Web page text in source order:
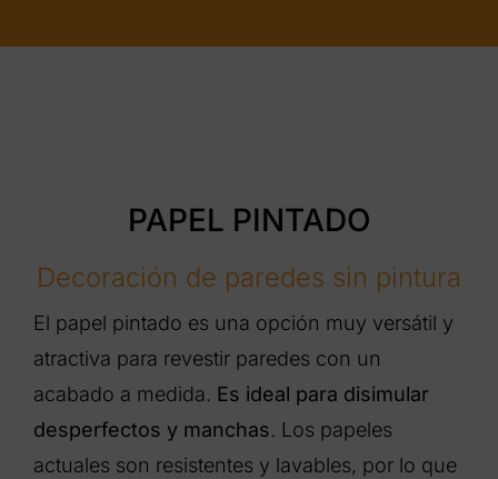
PAPEL PINTADO
Decoración de paredes sin pintura
El papel pintado es una opción muy versátil y
atractiva para revestir paredes con un
acabado a medida. Es ideal para disimular
desperfectos y manchas. Los papeles
actuales son resistentes y lavables, por lo que